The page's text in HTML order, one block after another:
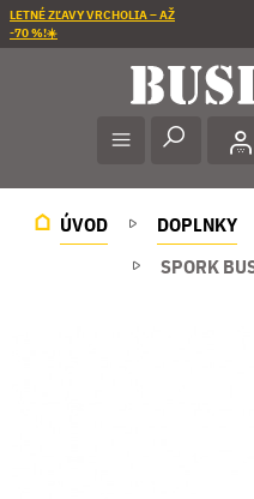
LETNÉ ZĽAVY VRCHOLIA – AŽ
-70 %!☀️
ÚVOD DOPLNKY
SPORK